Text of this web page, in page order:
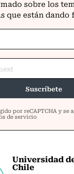
Universidad
Chile